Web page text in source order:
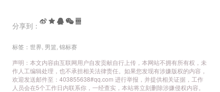
分享到：
标签： 世界 男篮 锦标赛
声明：本文内容由互联网用户自发贡献自行上传，本网站不拥有所有权，未
作人工编辑处理，也不承担相关法律责任。如果您发现有涉嫌版权的内容，
欢迎发送邮件至：403855638#qq.com 进行举报，并提供相关证据，工作
人员会在5个工作日内联系你，一经查实，本站将立刻删除涉嫌侵权内容。